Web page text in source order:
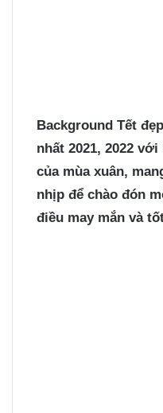
Background Tết
nhất 2021, 2022
của mùa xuân,
nhịp để chào đón
điều may mắn và